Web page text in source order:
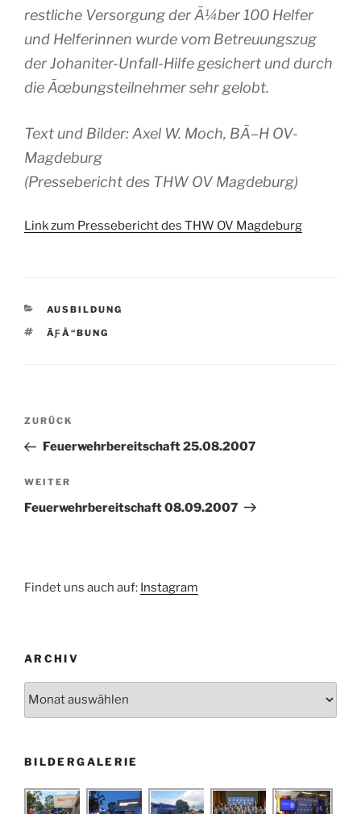
restliche Versorgung der Ã¼ber 100 Helfer
und Helferinnen wurde vom Betreuungszug
der Johaniter-Unfall-Hilfe gesichert und durch
die Ãœbungsteilnehmer sehr gelobt.
Text und Bilder: Axel W. Moch, BÃ–H OV-
Magdeburg
(Pressebericht des THW OV Magdeburg)
Link zum Pressebericht des THW OV Magdeburg
KATEGORIEN
AUSBILDUNG
SCHLAGWÖRTER
ÃƑÅ“BUNG
Beitragsnavigation
Vorheriger
Beitrag
ZURÜCK
Feuerwehrbereitschaft 25.08.2007
Nächster
Beitrag
WEITER
Feuerwehrbereitschaft 08.09.2007
Findet uns auch auf: Instagram
ARCHIV
BILDERGALERIE